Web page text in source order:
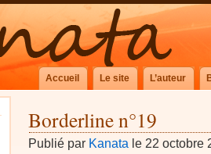
Accueil Le site L’auteur
Borderline n°19
Publié par Kanata le 22 octobre